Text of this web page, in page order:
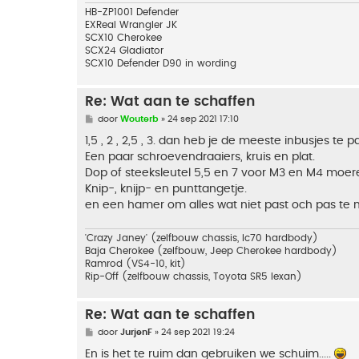
HB-ZP1001 Defender
EXReal Wrangler JK
SCX10 Cherokee
SCX24 Gladiator
SCX10 Defender D90 in wording
Re: Wat aan te schaffen
B
r
c
h
door Wouterb » 24 sep 2021 17:10
1,5 , 2 , 2,5 , 3. dan heb je de meeste inbusjes te
Een paar schroevendraaiers, kruis en plat.
Dop of steeksleutel 5,5 en 7 voor M3 en M4
Knip-, knijp- en punttangetje.
en een hamer om alles wat niet past och pas te
'Crazy Janey' (zelfbouw chassis, lc70 hardbody)
Baja Cherokee (zelfbouw, Jeep Cherokee hardbody)
Ramrod (VS4-10, kit)
Rip-Off (zelfbouw chassis, Toyota SR5 lexan)
Re: Wat aan te schaffen
B
r
door JurjenF» 24 sep 2021 19:24
En is het te ruim dan gebruiken we schuim.....